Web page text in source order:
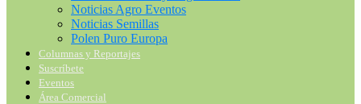
Noticias Agro Eventos
Noticias Semillas
Polen Puro Europa
Columnas y Reportajes
Suscríbete
Eventos
Área Comercial